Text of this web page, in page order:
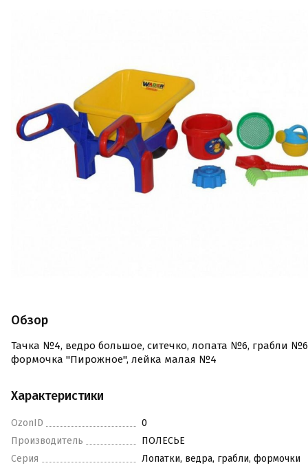
Обзор
Тачка №4, ведро большое, ситечко, лопата №6, грабли
формочка "Пирожное", лейка малая №4
Характеристики
OzonID
0
Производитель
ПОЛЕСЬЕ
Серия
Лопатки, ведра, грабли, формочки